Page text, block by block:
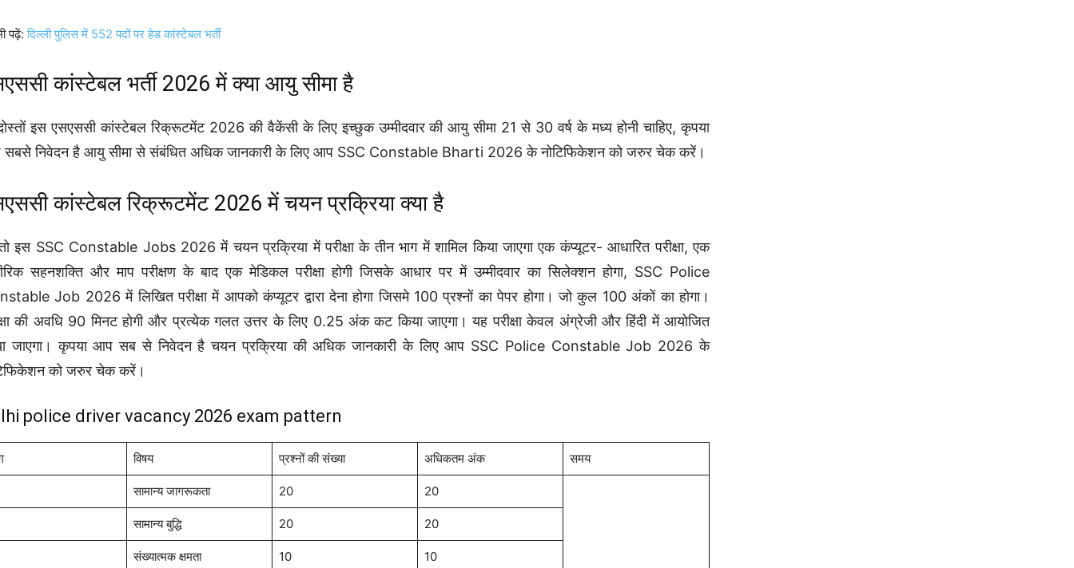
पढ़ें:दिल्ली पुलिस में 552 पदों पर हेड कांस्टेबल भर्ती
कांस्टेबल भर्ती 2026 में क्या आयु सीमा है
इस एसएससी कांस्टेबल रिक्रूटमेंट 2026 की वैकेंसी के लिए इच्छुक उम्मीदवार की आयु सीमा 21 से 30 वर्ष के मध्य होनी चाहिए, कृपया
निवेदन है आयु सीमा से संबंधित अधिक जानकारी के लिए आप SSC Constable Bharti 2026 के नोटिफिकेशन को जरुर चेक करें।
कांस्टेबल रिक्रूटमेंट 2026 में चयन प्रक्रिया क्या है
इस SSC Constable Jobs 2026 में चयन प्रक्रिया में परीक्षा के तीन भाग में शामिल किया जाएगा एक कंप्यूटर- आधारित परीक्षा, एक
सहनशक्ति और माप परीक्षण के बाद एक मेडिकल परीक्षा होगी जिसके आधार पर में उम्मीदवार का सिलेक्शन होगा, SSC Police
Job 2026 में लिखित परीक्षा में आपको कंप्यूटर द्वारा देना होगा जिसमे 100 प्रश्नों का पेपर होगा। जो कुल 100 अंकों का होगा।
की अवधि 90 मिनट होगी और प्रत्येक गलत उत्तर के लिए 0.25 अंक कट किया जाएगा। यह परीक्षा केवल अंग्रेजी और हिंदी में आयोजित
जाएगा। कृपया आप सब से निवेदन है चयन प्रक्रिया की अधिक जानकारी के लिए आप SSC Police Constable Job 2026 के
को जरुर चेक करें।
police driver vacancy 2026 exam pattern
विषय प्रश्नों की संख्या अधिकतम अंक समय
सामान्य जागरूकता 20 20
सामान्य बुद्धि 20 20
संख्यात्मक क्षमता 10 10